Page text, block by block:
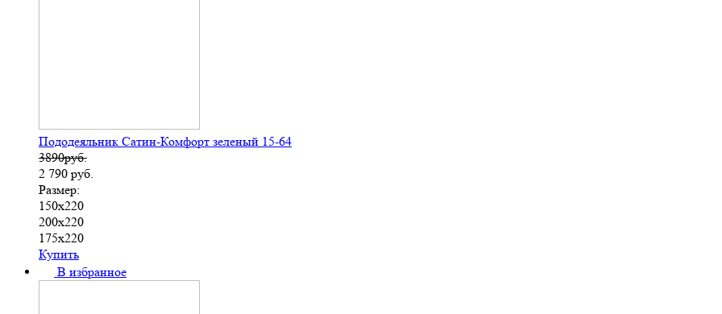
Пододеяльник Сатин-Комфорт зеленый 15-64
3890руб.
2 790 руб.
Размер:
150х220
200х220
175х220
Купить
В избранное